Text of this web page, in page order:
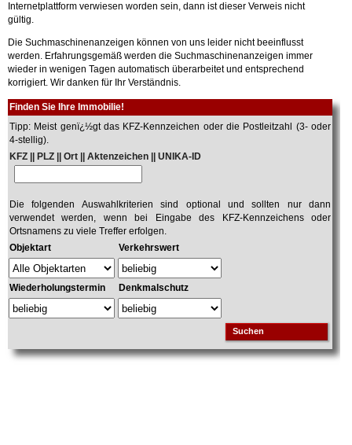
Internetplattform verwiesen worden sein, dann ist dieser Verweis nicht
gültig.
Die Suchmaschinenanzeigen können von uns leider nicht beeinflusst
werden. Erfahrungsgemäß werden die Suchmaschinenanzeigen immer
wieder in wenigen Tagen automatisch überarbeitet und entsprechend
korrigiert. Wir danken für Ihr Verständnis.
Finden Sie Ihre Immobilie!
Tipp: Meist genï¿½gt das KFZ-Kennzeichen oder die Postleitzahl (3- oder
4-stellig).
KFZ || PLZ || Ort || Aktenzeichen || UNIKA-ID
Die folgenden Auswahlkriterien sind optional und sollten nur dann
verwendet werden, wenn bei Eingabe des KFZ-Kennzeichens oder
Ortsnamens zu viele Treffer erfolgen.
Objektart
Verkehrswert
Wiederholungstermin Denkmalschutz
Suchen